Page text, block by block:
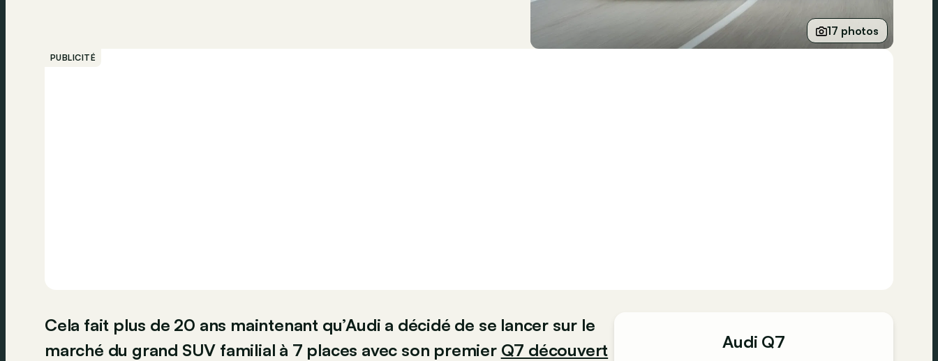
17 photos
PUBLICITÉ
Cela fait plus de 20 ans maintenant qu’Audi a décidé de se lancer sur le
marché du grand SUV familial à 7 places avec son premier Q7 découvert
Audi Q7